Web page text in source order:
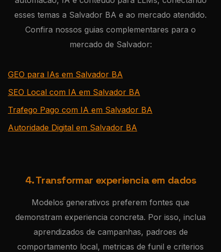
esses temas a Salvador BA e ao mercado atendido.
Confira nossos guias complementares para o
mercado de Salvador:
GEO para IAs em Salvador BA
SEO Local com IA em Salvador BA
Trafego Pago com IA em Salvador BA
Autoridade Digital em Salvador BA
4. Transformar experiencia em dados
Modelos generativos preferem fontes que
demonstram experiencia concreta. Por isso, inclua
aprendizados de campanhas, padroes de
comportamento local, metricas de funil e criterios